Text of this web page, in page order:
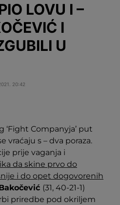
LOVU I –
I
U
20:42
‘Fight Companyja’ put
vraćaju s – dva poraza.
prije vaganja i
da skine prvo do
i do opet dogovorenih
(31, 40-21-1)
priredbe pod okriljem